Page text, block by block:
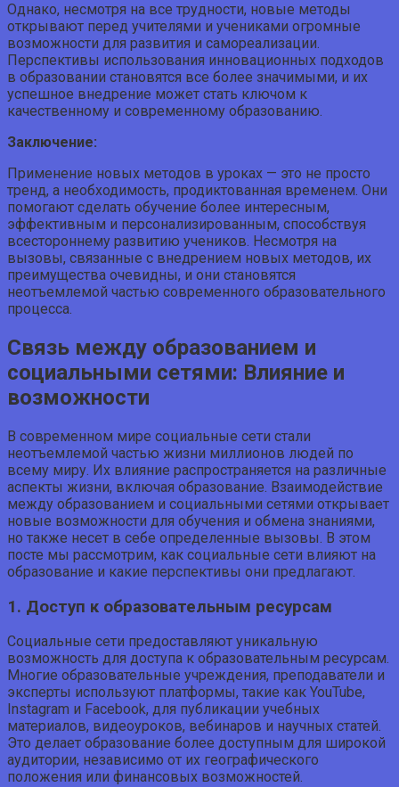
Однако, несмотря на все трудности, новые методы
открывают перед учителями и учениками огромные
возможности для развития и самореализации.
Перспективы использования инновационных подходов
в образовании становятся все более значимыми, и их
успешное внедрение может стать ключом к
качественному и современному образованию.
Заключение:
Применение новых методов в уроках — это не просто
тренд, а необходимость, продиктованная временем. Они
помогают сделать обучение более интересным,
эффективным и персонализированным, способствуя
всестороннему развитию учеников. Несмотря на
вызовы, связанные с внедрением новых методов, их
преимущества очевидны, и они становятся
неотъемлемой частью современного образовательного
процесса.
Связь между образованием и
социальными сетями: Влияние и
возможности
В современном мире социальные сети стали
неотъемлемой частью жизни миллионов людей по
всему миру. Их влияние распространяется на различные
аспекты жизни, включая образование. Взаимодействие
между образованием и социальными сетями открывает
новые возможности для обучения и обмена знаниями,
но также несет в себе определенные вызовы. В этом
посте мы рассмотрим, как социальные сети влияют на
образование и какие перспективы они предлагают.
1. Доступ к образовательным ресурсам
Социальные сети предоставляют уникальную
возможность для доступа к образовательным ресурсам.
Многие образовательные учреждения, преподаватели и
эксперты используют платформы, такие как YouTube,
Instagram и Facebook, для публикации учебных
материалов, видеоуроков, вебинаров и научных статей.
Это делает образование более доступным для широкой
аудитории, независимо от их географического
положения или финансовых возможностей.